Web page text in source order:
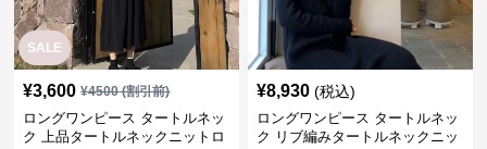
SALE
¥3,600 ¥4500(割引前)
ロングワンピース タートルネッ
ク 上品タートルネックニットロ
¥8,930 (税込)
ロングワンピース タートルネッ
ク リブ編みタートルネックニッ